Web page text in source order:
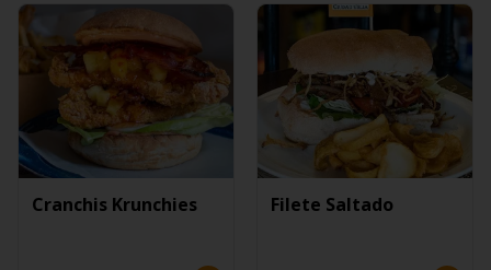
Cranchis Krunchies Filete Saltado